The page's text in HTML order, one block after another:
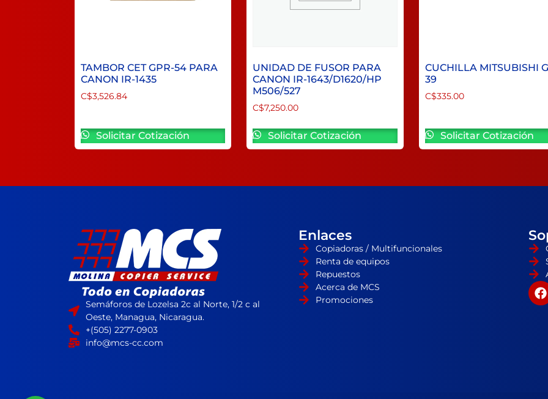
TAMBOR CET GPR-54 PARA
CANON IR-1435
C$3,526.84
Solicitar Cotización
UNIDAD DE FUSOR PARA
CANON IR-1643/D1620/HP
M506/527
C$7,250.00
Solicitar Cotización
CUCHILLA MITSUBISHI
39
C$335.00
Solicitar Cotización
Semáforos de Lozelsa 2c al Norte, 1/2 c al
Oeste, Managua, Nicaragua.
+(505) 2277-0903
info@mcs-cc.com
Enlaces
Copiadoras / Multifuncionales
Renta de equipos
Repuestos
Acerca de MCS
Promociones